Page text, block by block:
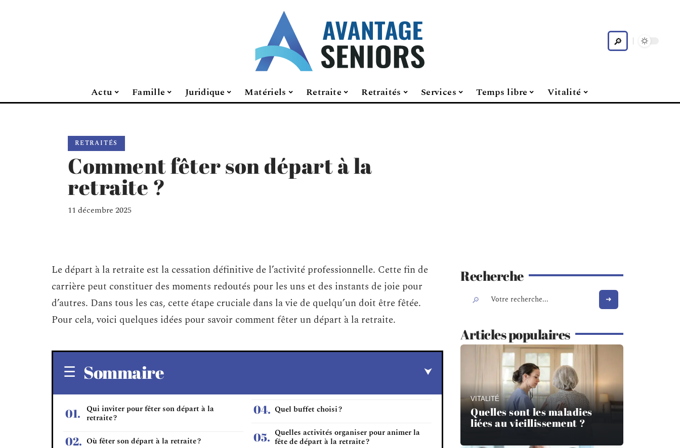
Actu Famille Juridique Matériels Retraite Retraités Services Temps libre Vitalité
RETRAITÉS
Comment fêter son départ à la
retraite ?
11 décembre 2025
Le départ à la retraite est la cessation définitive de l’activité professionnelle. Cette fin de
carrière peut constituer des moments redoutés pour les uns et des instants de joie pour
d’autres. Dans tous les cas, cette étape cruciale dans la vie de quelqu’un doit être fêtée.
Pour cela, voici quelques idées pour savoir comment fêter un départ à la retraite.
Sommaire
Qui inviter pour fêter son départ à la
retraite ?
Où fêter son départ à la retraite ?
Quel buffet choisi ?
Quelles activités organiser pour animer la
fête de départ à la retraite ?
Recherche
Articles populaires
VITALITÉ
Quelles sont les maladies
liées au vieillissement ?